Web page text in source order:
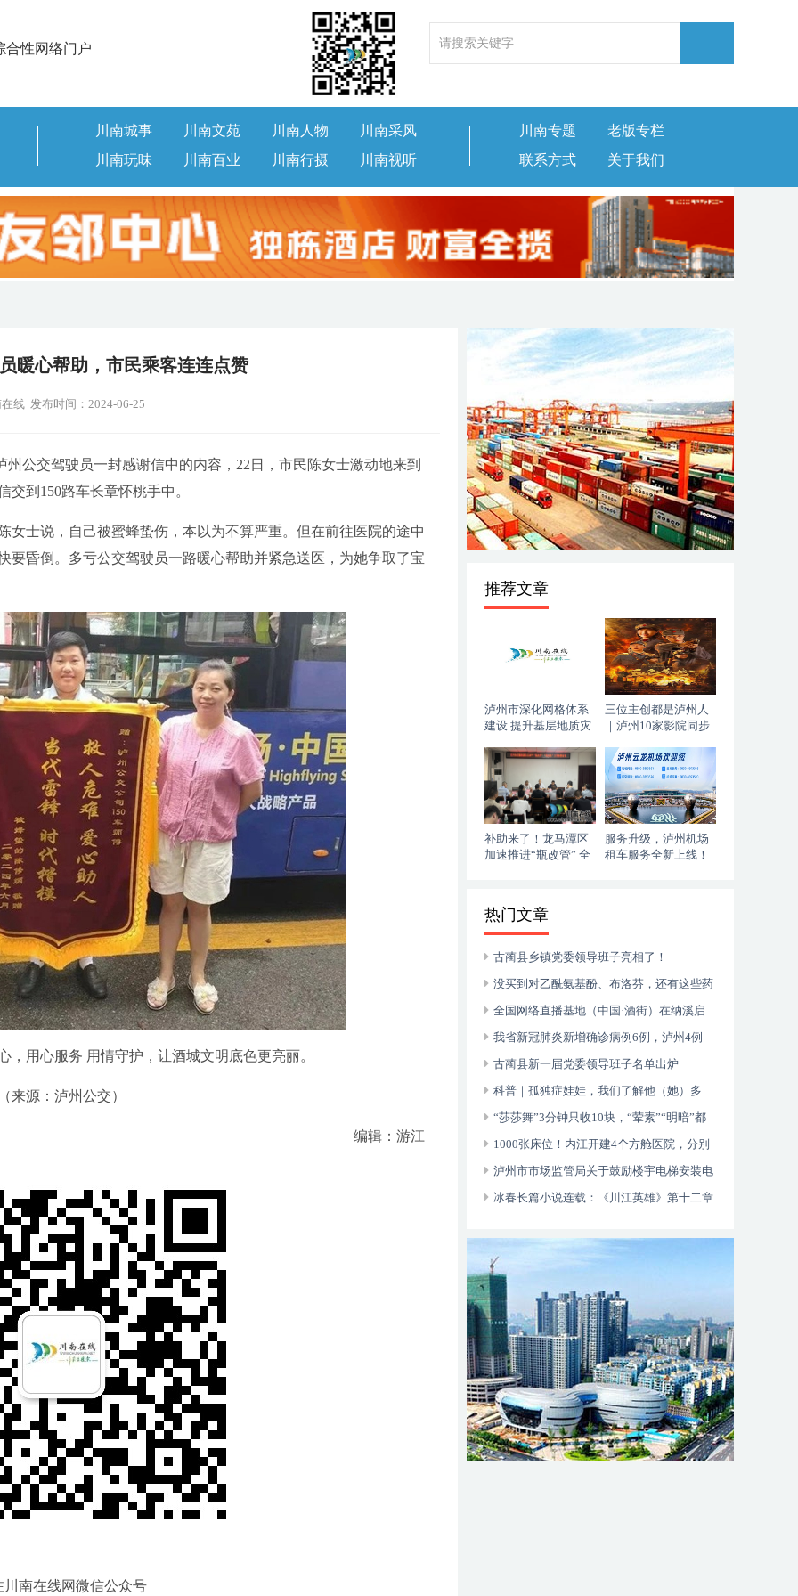
合性网络门户
川南城事 川南文苑 川南人物
川南采风
川南玩味
川南百业 川南行摄 川南视听
川南专题
老版专栏
联系方式
关于我们
暖心帮助，市民乘客连连点赞
线 发布时间：2024-06-25
交驾驶员一封感谢信中的内容，22日，市民陈女士激动地来到
到150路车长章怀桃手中。
说，自己被蜜蜂蛰伤，本以为不算严重。但在前往医院的途中
要昏倒。多亏公交驾驶员一路暖心帮助并紧急送医，为她争取了宝
心服务 用情守护，让酒城文明底色更亮丽。
来源：泸州公交）
编辑：游江
川南在线网微信公众号
推荐文章
泸州市深化网格体系
建设 提升基层地质灾
三位主创都是泸州人
｜泸州10家影院同步
今日登陆全国院线
补助来了！龙马潭区
加速推进“瓶改管” 全
服务升级，泸州机场
租车服务全新上线！
热门文章
古蔺县乡镇党委领导班子亮相了！
没买到对乙酰氨基酚、布洛芬，还有这些药
可以临时替代
全国网络直播基地（中国·酒街）在纳溪启
动运行
我省新冠肺炎新增确诊病例6例，泸州4例
古蔺县新一届党委领导班子名单出炉
科普｜孤独症娃娃，我们了解他（她）多
少？
“莎莎舞”3分钟只收10块，“荤素”“明暗”都
有，还可以······
1000张床位！内江开建4个方舱医院，分别
位于——
泸州市市场监管局关于鼓励楼宇电梯安装电
动自行车智能阻止系统的倡议书
冰春长篇小说连载：《川江英雄》第十二章